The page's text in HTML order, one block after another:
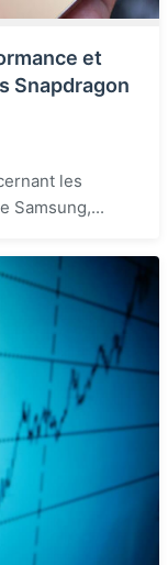
et
Snapdragon
les
Samsung,...